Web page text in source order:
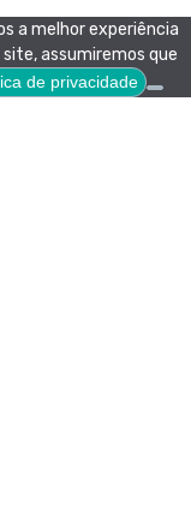
a melhor experiência
assumiremos que
de privacidade